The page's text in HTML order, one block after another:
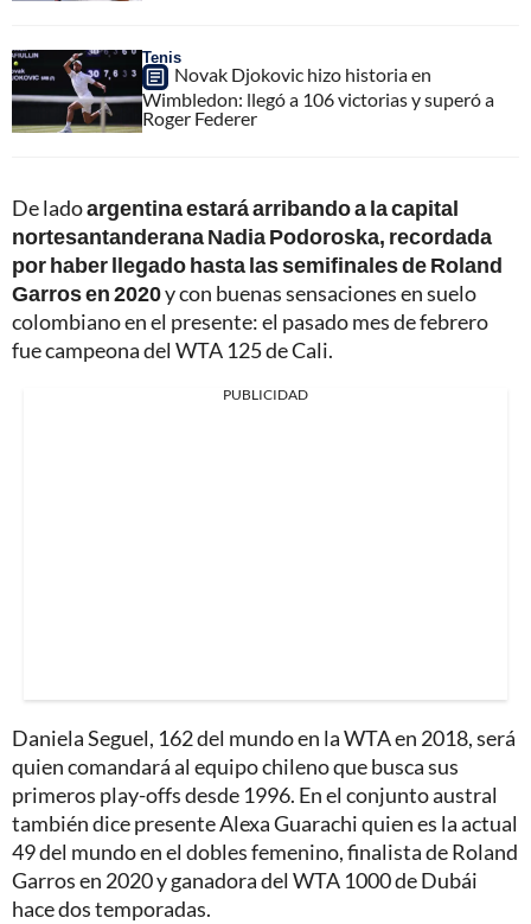
Tenis
Novak Djokovic hizo historia en
Wimbledon: llegó a 106 victorias y superó a
Roger Federer
De ladoargentina estará arribando a la capital
nortesantanderana Nadia Podoroska, recordada
por haber llegado hasta las semifinales de Roland
Garros en 2020y con buenas sensaciones en suelo
colombiano en el presente: el pasado mes de febrero
fue campeona del WTA 125 de Cali.
PUBLICIDAD
Daniela Seguel, 162 del mundo en la WTA en 2018, será
quien comandará al equipo chileno que busca sus
primeros play-offs desde 1996. En el conjunto austral
también dice presente Alexa Guarachi quien es la actual
49 del mundo en el dobles femenino, finalista de Roland
Garros en 2020 y ganadora del WTA 1000 de Dubái
hace dos temporadas.